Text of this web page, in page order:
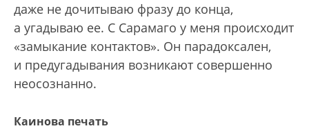
даже не дочитываю фразу до конца,
а угадываю ее. С Сарамаго у меня происходит
«замыкание контактов». Он парадоксален,
и предугадывания возникают совершенно
неосознанно.
Каинова печать